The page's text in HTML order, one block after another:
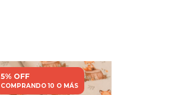
5% OFF
COMPRANDO 10 O MÁS